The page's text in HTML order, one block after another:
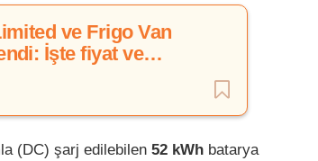
ve Frigo Van
İşte fiyat ve
(DC) şarj edilebilen 52 kWh batarya